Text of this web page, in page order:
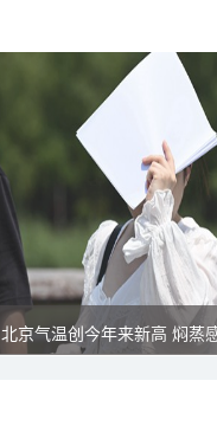
北京气温创今年来新高 焖蒸